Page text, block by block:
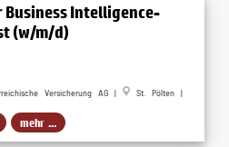
Business Intelligence-
(w/m/d)
Versicherung AG |
St. Pölten |
mehr ...